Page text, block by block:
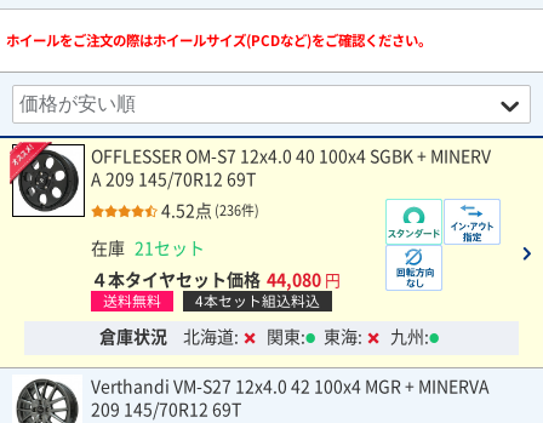
ホイールをご注文の際はホイールサイズ(PCDなど)をご確認ください。
OFFLESSER OM-S7 12x4.0 40 100x4 SGBK + MINERV
A 209 145/70R12 69T
4.52点 (236件)
在庫 21セット
４本タイヤセット価格 44,080 円
送料無料 4本セット組込料込
倉庫状況 北海道: 関東: 東海: 九州:
Verthandi VM-S27 12x4.0 42 100x4 MGR + MINERVA
209 145/70R12 69T